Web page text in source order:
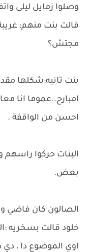
وصلوا زمايل ليلى
قالت بنت منهم:
مجتش؟
بنت تانيه:شكلها
امبارح..عموما انا
احسن من الواقفة .
البنات حركوا راسهم
بعض.
الصالون كان فاضي
خلود قالت
اوي الموضوع دا ،